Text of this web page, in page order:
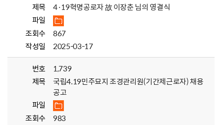
제목
4·19혁명공로자 故 이장춘 님의 영결식
파일
조회수
867
작성일
2025-03-17
번호
1,739
제목
국립4.19민주묘지 조경관리원(기간제근로자) 채용
공고
파일
조회수
983